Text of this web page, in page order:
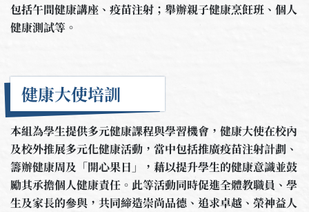
包括午間健康講座、疫苗注射；舉辦親子健康烹飪班、個人
健康測試等。
健康大使培訓
本組為學生提供多元健康課程與學習機會，健康大使在校內
及校外推展多元化健康活動，當中包括推廣疫苗注射計劃、
籌辦健康周及「開心果日」，藉以提升學生的健康意識並鼓
勵其承擔個人健康責任。此等活動同時促進全體教職員、學
生及家長的參與，共同締造崇尚品德、追求卓越、榮神益人